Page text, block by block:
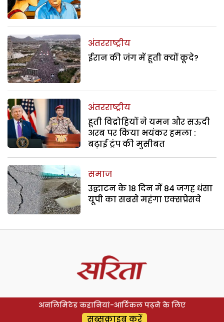
अंतरराष्ट्रीय
ईरान की जंग में हूती क्यों कूदे?
अंतरराष्ट्रीय
हूती विद्रोहियों ने यमन और सऊदी
अरब पर किया भयंकर हमला :
बढ़ाई ट्रंप की मुसीबत
समाज
उद्घाटन के 18 दिन में 84 जगह धंसा
यूपी का सबसे महंगा एक्सप्रेसवे
अनलिमिटेड कहानियां-आर्टिकल पढ़ने के लिए
सब्सक्राइब करें